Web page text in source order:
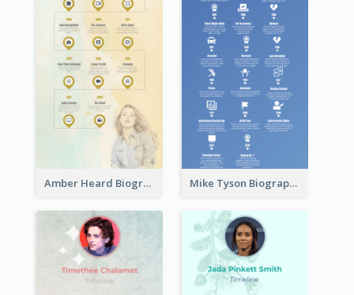
Amber Heard Biography Timeline Mike Tyson Biography Timeline